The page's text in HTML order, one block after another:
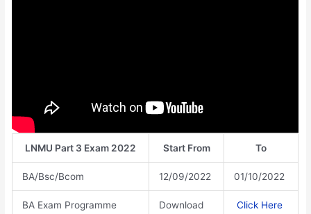
LNMU Part 3 Exam 2022 Start From To
BA/Bsc/Bcom 12/09/2022 01/10/2022
BA Exam Programme Download Click Here